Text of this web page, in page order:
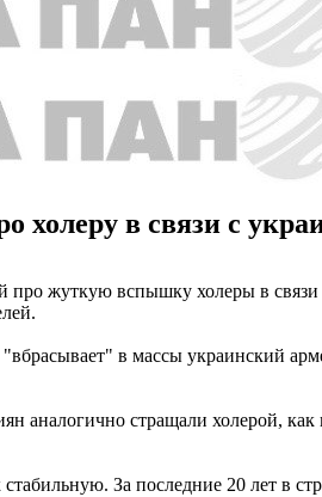
холеру в связи с
жуткую вспышку холеры в
в массы украинский
аналогично стращали холерой,
За последние 20 лет в